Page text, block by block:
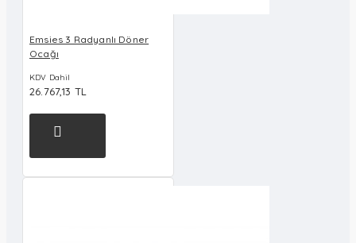
Emsies 3 Radyanlı Döner
Ocağı
KDV Dahil
26.767,13 TL